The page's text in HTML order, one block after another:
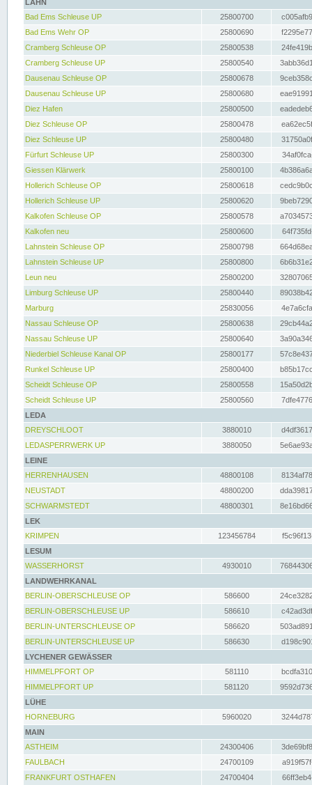
LAHN
Bad Ems Schleuse UP
25800700
Bad Ems Wehr OP
25800690
Cramberg Schleuse OP
25800538
Cramberg Schleuse UP
25800540
Dausenau Schleuse OP
25800678
Dausenau Schleuse UP
25800680
Diez Hafen
25800500
Diez Schleuse OP
25800478
Diez Schleuse UP
25800480
Fürfurt Schleuse UP
25800300
Giessen Klärwerk
25800100
Hollerich Schleuse OP
25800618
Hollerich Schleuse UP
25800620
Kalkofen Schleuse OP
25800578
Kalkofen neu
25800600
Lahnstein Schleuse OP
25800798
Lahnstein Schleuse UP
25800800
Leun neu
25800200
Limburg Schleuse UP
25800440
Marburg
25830056
Nassau Schleuse OP
25800638
Nassau Schleuse UP
25800640
Niederbiel Schleuse Kanal OP
25800177
Runkel Schleuse UP
25800400
Scheidt Schleuse OP
25800558
Scheidt Schleuse UP
25800560
LEDA
DREYSCHLOOT
3880010
LEDASPERRWERK UP
3880050
LEINE
HERRENHAUSEN
48800108
NEUSTADT
48800200
SCHWARMSTEDT
48800301
LEK
KRIMPEN
123456784
LESUM
WASSERHORST
4930010
LANDWEHRKANAL
BERLIN-OBERSCHLEUSE OP
586600
BERLIN-OBERSCHLEUSE UP
586610
BERLIN-UNTERSCHLEUSE OP
586620
BERLIN-UNTERSCHLEUSE UP
586630
LYCHENER GEWÄSSER
HIMMELPFORT OP
581110
HIMMELPFORT UP
581120
LÜHE
HORNEBURG
5960020
MAIN
ASTHEIM
24300406
FAULBACH
24700109
FRANKFURT OSTHAFEN
24700404